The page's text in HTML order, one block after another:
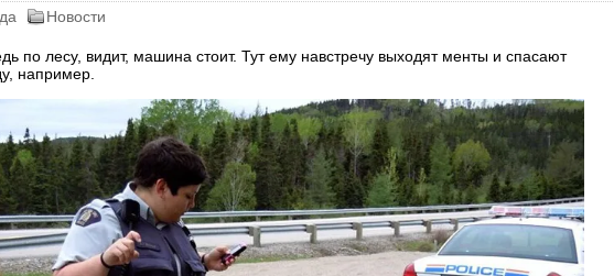
Новости
по лесу, видит, машина стоит. Тут ему навстречу выходят менты и спасают
например.